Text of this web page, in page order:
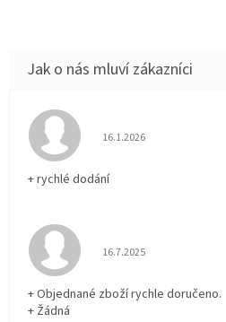
Hodnocení obchodu je
16.1.2026
+ rychlé dodání
Hodnocení obchodu je
16.7.2025
+ Objednané zboží rychle doručeno.
+ Žádná